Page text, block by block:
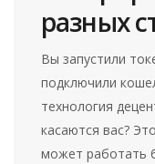
разных
Вы запустили
подключили
технология
касаются вас?
может работать